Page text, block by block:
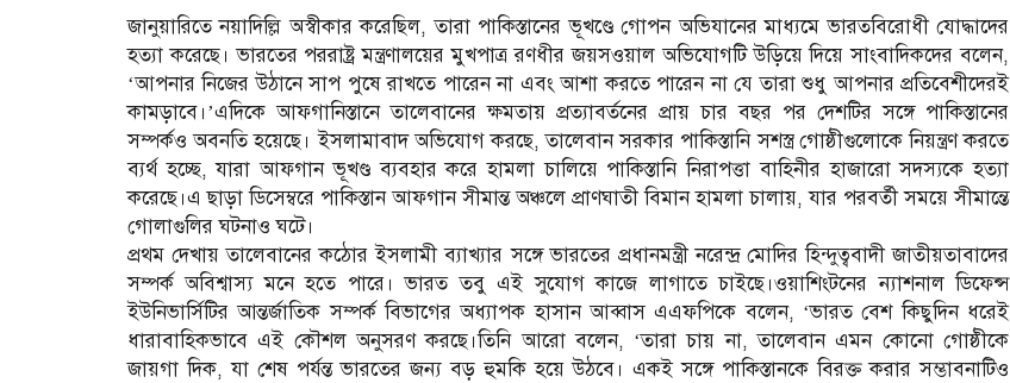
জানুয়ারিতে নয়াদিল্লি অস্বীকার করেছিল, তারা পাকিস্তানের ভূখণ্ডে গোপন অভিযানের মাধ্যমে ভারতবিরোধী যোদ্ধাদের
হত্যা করেছে। ভারতের পররাষ্ট্র মন্ত্রণালয়ের মুখপাত্র রণধীর জয়সওয়াল অভিযোগটি উড়িয়ে দিয়ে সাংবাদিকদের বলেন,
‘আপনার নিজের উঠানে সাপ পুষে রাখতে পারেন না এবং আশা করতে পারেন না যে তারা শুধু আপনার প্রতিবেশীদেরই
কামড়াবে।’এদিকে আফগানিস্তানে তালেবানের ক্ষমতায় প্রত্যাবর্তনের প্রায় চার বছর পর দেশটির সঙ্গে পাকিস্তানের
সম্পর্কও অবনতি হয়েছে। ইসলামাবাদ অভিযোগ করছে, তালেবান সরকার পাকিস্তানি সশস্ত্র গোষ্ঠীগুলোকে নিয়ন্ত্রণ করতে
ব্যর্থ হচ্ছে, যারা আফগান ভূখণ্ড ব্যবহার করে হামলা চালিয়ে পাকিস্তানি নিরাপত্তা বাহিনীর হাজারো সদস্যকে হত্যা
করেছে।এ ছাড়া ডিসেম্বরে পাকিস্তান আফগান সীমান্ত অঞ্চলে প্রাণঘাতী বিমান হামলা চালায়, যার পরবর্তী সময়ে সীমান্তে
গোলাগুলির ঘটনাও ঘটে।
প্রথম দেখায় তালেবানের কঠোর ইসলামী ব্যাখ্যার সঙ্গে ভারতের প্রধানমন্ত্রী নরেন্দ্র মোদির হিন্দুত্ববাদী জাতীয়তাবাদের
সম্পর্ক অবিশ্বাস্য মনে হতে পারে। ভারত তবু এই সুযোগ কাজে লাগাতে চাইছে।ওয়াশিংটনের ন্যাশনাল ডিফেন্স
ইউনিভার্সিটির আন্তর্জাতিক সম্পর্ক বিভাগের অধ্যাপক হাসান আব্বাস এএফপিকে বলেন, ‘ভারত বেশ কিছুদিন ধরেই
ধারাবাহিকভাবে এই কৌশল অনুসরণ করছে।তিনি আরো বলেন, ‘তারা চায় না, তালেবান এমন কোনো গোষ্ঠীকে
জায়গা দিক, যা শেষ পর্যন্ত ভারতের জন্য বড় হুমকি হয়ে উঠবে। একই সঙ্গে পাকিস্তানকে বিরক্ত করার সম্ভাবনাটিও